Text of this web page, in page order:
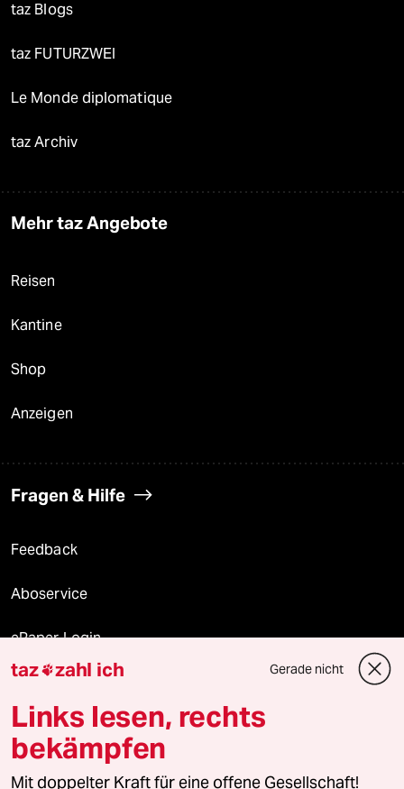
taz Blogs
taz FUTURZWEI
Le Monde diplomatique
taz Archiv
Mehr taz Angebote
Reisen
Kantine
Shop
Anzeigen
Fragen & Hilfe
Feedback
Aboservice
ePaper Login
Downloads für Abonnierende
© 2026 taz Verlags und Vertriebs GmbH
Alle Rechte vorbehalten. Bei rechtlichen Fragen oder für Genehmigungen
taz zahl ich Gerade nicht
Links lesen, rechts
bekämpfen
Mit doppelter Kraft für eine offene Gesellschaft!